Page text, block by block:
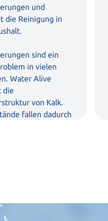
und
die Reinigung in
sind ein
in vielen
Water Alive
die
von Kalk.
fallen dadurch